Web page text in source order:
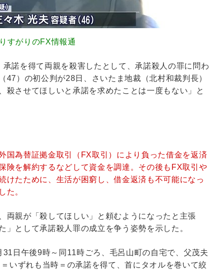
すがりのFX情報通
諾を得て両親を殺害したとして、承諾殺人の罪に問わ
47）の初公判が28日、さいたま地裁（北村和裁判長）
殺させてほしいと承諾を求めたことは一度もない」と
国為替証拠金取引（FX取引）により負った借金を返済
険を解約するなどして資金を調達。その後もFX取引や
けたために、生活が困窮し、借金返済も不可能になっ
た。
両親が「殺してほしい」と頼むようになったと主張
」として承諾殺人罪の成立を争う姿勢を示した。
日午後9時～同11時ごろ、毛呂山町の自宅で、父茂夫
いずれも当時＝の承諾を得て、首にタオルを巻いて絞